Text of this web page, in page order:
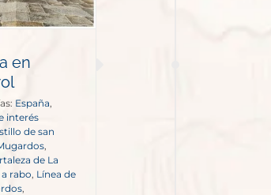
en
España
interés
de san
de La
rabo Línea de